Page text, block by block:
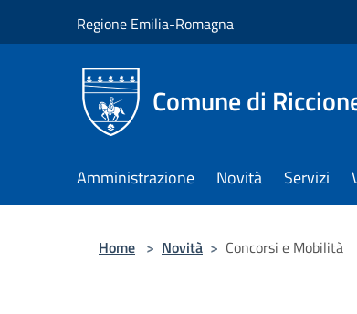
Regione Emilia-Romagna
Comune di
Amministrazione Novità Servizi
Home > Novità > Concorsi e Mobilità